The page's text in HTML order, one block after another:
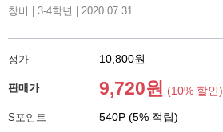
창비 | 3-4학년 | 2020.07.31
정가 10,800원
판매가 9,720원 (10% 할인)
S포인트 540P (5% 적립)